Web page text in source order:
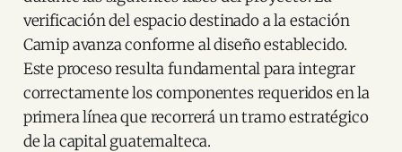
verificación del espacio destinado a la estación
Camip avanza conforme al diseño establecido.
Este proceso resulta fundamental para integrar
correctamente los componentes requeridos en la
primera línea que recorrerá un tramo estratégico
de la capital guatemalteca.